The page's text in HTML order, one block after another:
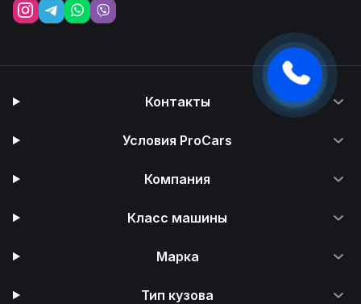
Контакты
Условия ProCars
Компания
Класс машины
Марка
Тип кузова